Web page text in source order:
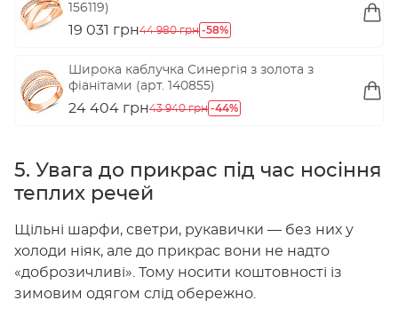
156119)
19 031 грн44 980 грн -58%
Широка каблучка Синергія з золота з
фіанітами (арт. 140855)
24 404 грн43 940 грн -44%
5. Увага до прикрас під час носіння
теплих речей
Щільні шарфи, светри, рукавички — без них у
холоди ніяк, але до прикрас вони не надто
«доброзичливі». Тому носити коштовності із
зимовим одягом слід обережно.